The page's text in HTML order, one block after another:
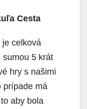
Cesta
celková
sumou 5 krát
hry s našimi
prípade má
aby bola